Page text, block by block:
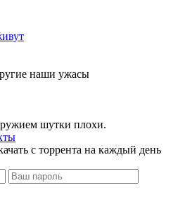
наши ужасы
шутки плохи.
с торрента на каждый день